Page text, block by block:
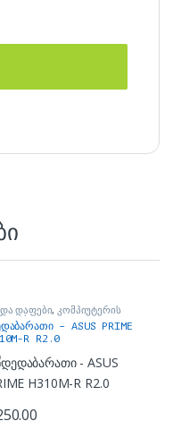
დაფები,კომპიუტერის
– ASUS PRIME
R R2.0